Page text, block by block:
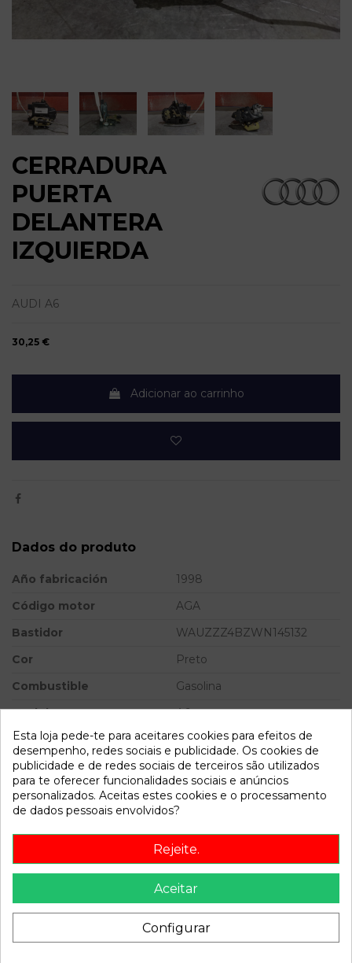
CERRADURA
PUERTA
DELANTERA
IZQUIERDA
AUDI A6
30,25 €
Adicionar ao carrinho
Dados do produto
Año fabricación
1998
Código motor
AGA
Bastidor
WAUZZZ4BZWN145132
Cor
Preto
Combustible
Gasolina
Modelo
A6
Referência 808022
Disponível a partir de: 2022-04-05
Recambio de cerradura puerta delantera izquierda para audi
a6 referencia OEM IAM
Também poderá gostar
Esta loja pede-te para aceitares cookies para efeitos de
desempenho, redes sociais e publicidade. Os cookies de
publicidade e de redes sociais de terceiros são utilizados
para te oferecer funcionalidades sociais e anúncios
personalizados. Aceitas estes cookies e o processamento
de dados pessoais envolvidos?
Rejeite.
Aceitar
Configurar